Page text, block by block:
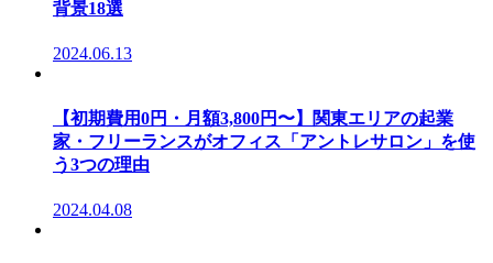
背景18選
2024.06.13
【初期費用0円・月額3,800円〜】関東エリアの起業
家・フリーランスがオフィス「アントレサロン」を使
う3つの理由
2024.04.08